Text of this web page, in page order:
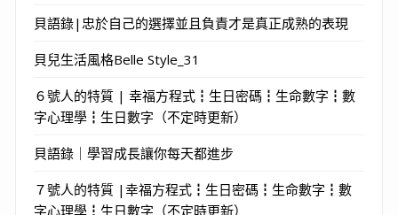
貝語錄|忠於自己的選擇並且負責才是真正成熟的表現
貝兒生活風格Belle Style_31
６號人的特質 | 幸福方程式┇生日密碼┇生命數字┇數
字心理學┇生日數字（不定時更新）
貝語錄｜學習成長讓你每天都進步
７號人的特質 |幸福方程式┇生日密碼┇生命數字┇數
字心理學┇生日數字（不定時更新）